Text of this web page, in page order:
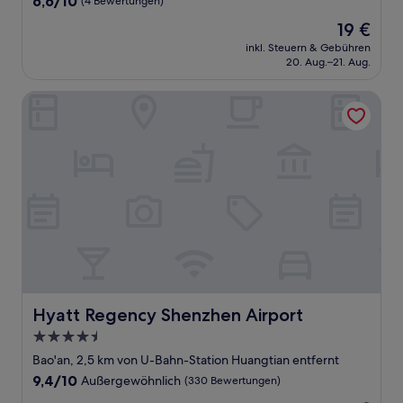
Der
Preis
beträgt
19 €
inkl. Steuern & Gebühren
20. Aug.–21. Aug.
Hyatt Regency Shenzhen Airport
Hyatt Regency Shenzhen Airport
4.5-
Sterne-
Unterkunft
Bao'an, 2,5 km von U-Bahn-Station Huangtian entfernt
9.4
9,4/10 Außergewöhnlich (330 Bewertungen)